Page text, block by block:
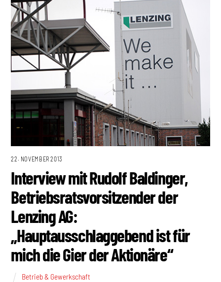
22. NOVEMBER 2013
Interview mit Rudolf Baldinger,
Betriebsratsvorsitzender der
Lenzing AG:
„Hauptausschlaggebend ist für
mich die Gier der Aktionäre“
Betrieb & Gewerkschaft